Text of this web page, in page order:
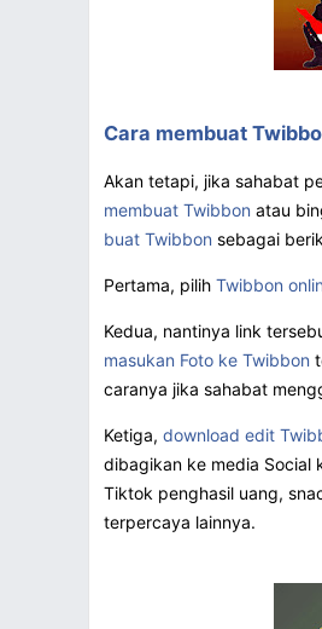
Cara membuat
Akan tetapi, jika sahabat
membuat Twibbon atau
buat Twibbon sebagai
Pertama, pilih Twibbon
Kedua, nantinya link
masukan Foto ke Twibbon
caranya jika sahabat
Ketiga, download edit
dibagikan ke media Social
Tiktok penghasil uang,
terpercaya lainnya.